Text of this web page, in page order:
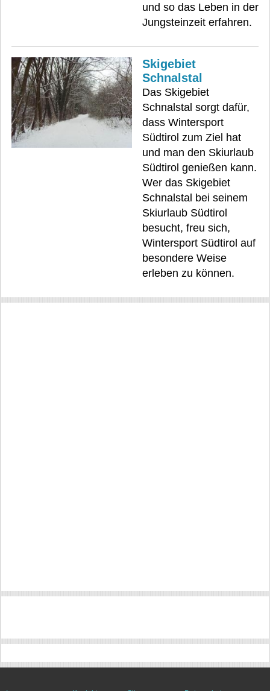
und so das Leben in der
Jungsteinzeit erfahren.
Skigebiet
Schnalstal
Das Skigebiet
Schnalstal sorgt dafür,
dass Wintersport
Südtirol zum Ziel hat
und man den Skiurlaub
Südtirol genießen kann.
Wer das Skigebiet
Schnalstal bei seinem
Skiurlaub Südtirol
besucht, freu sich,
Wintersport Südtirol auf
besondere Weise
erleben zu können.